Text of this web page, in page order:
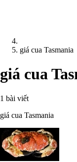
giá cua Tasmania
giá cua
1 bài viết
giá cua Tasmania